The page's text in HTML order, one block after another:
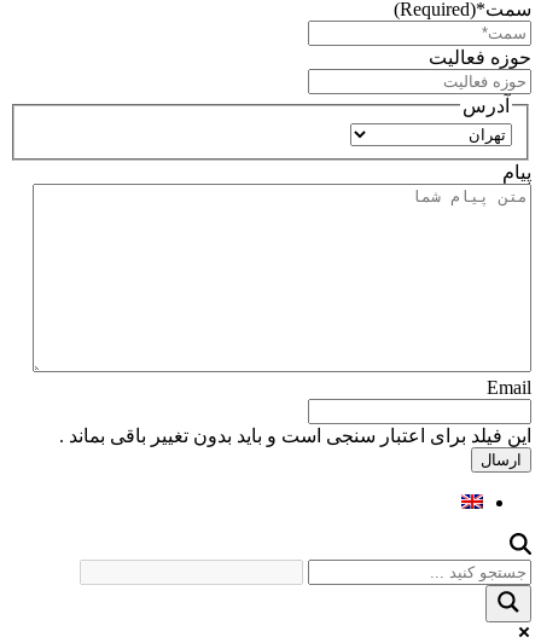
سمت*(Required)
حوزه فعالیت
آدرس
استان
پیام
Email
این فیلد برای اعتبار سنجی است و باید بدون تغییر باقی بماند .